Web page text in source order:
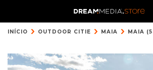
INÍCIO OUTDOOR CITIE MAIA MAIA